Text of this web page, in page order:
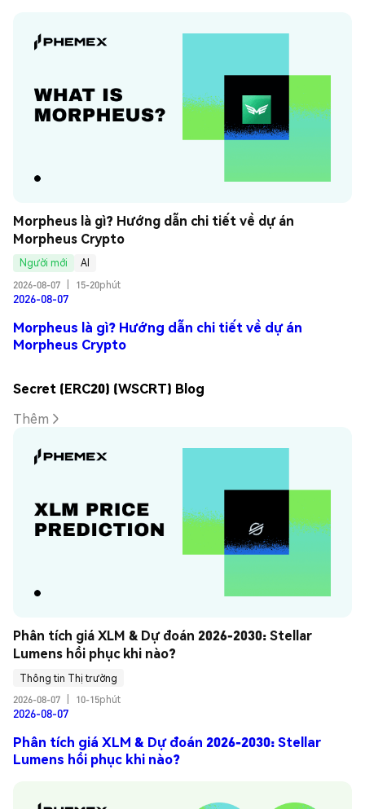
Morpheus là gì? Hướng dẫn chi tiết về dự án
Morpheus Crypto
Người mới
AI
2026-08-07
15-20phút
2026-08-07
Morpheus là gì? Hướng dẫn chi tiết về dự án
Morpheus Crypto
Secret (ERC20) (WSCRT) Blog
Thêm
Phân tích giá XLM & Dự đoán 2026-2030: Stellar
Lumens hồi phục khi nào?
Thông tin Thị trường
2026-08-07
10-15phút
2026-08-07
Phân tích giá XLM & Dự đoán 2026-2030: Stellar
Lumens hồi phục khi nào?